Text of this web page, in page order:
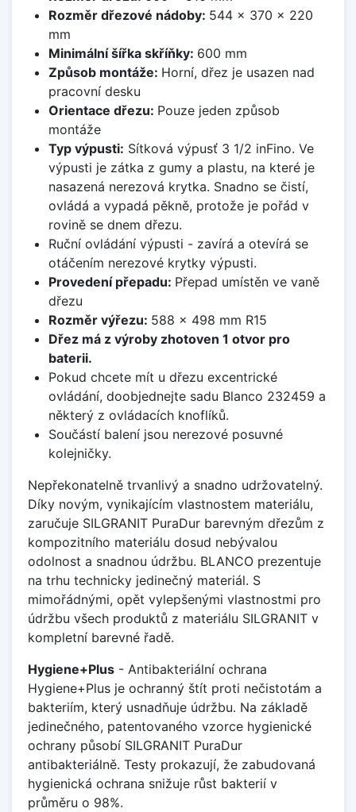
Rozměr dřezové nádoby: 544 x 370 x 220
mm
Minimální šířka skříňky: 600 mm
Způsob montáže: Horní, dřez je usazen nad
pracovní desku
Orientace dřezu: Pouze jeden způsob
montáže
Typ výpusti: Sítková výpusť 3 1/2 inFino. Ve
výpusti je zátka z gumy a plastu, na které je
nasazená nerezová krytka. Snadno se čistí,
ovládá a vypadá pěkně, protože je pořád v
rovině se dnem dřezu.
Ruční ovládání výpusti - zavírá a otevírá se
otáčením nerezové krytky výpusti.
Provedení přepadu: Přepad umístěn ve vaně
dřezu
Rozměr výřezu: 588 x 498 mm R15
Dřez má z výroby zhotoven 1 otvor pro
baterii.
Pokud chcete mít u dřezu excentrické
ovládání, doobjednejte sadu Blanco 232459 a
některý z ovládacích knoflíků.
Součástí balení jsou nerezové posuvné
kolejničky.
Nepřekonatelně trvanlivý a snadno udržovatelný.
Díky novým, vynikajícím vlastnostem materiálu,
zaručuje SILGRANIT PuraDur barevným dřezům z
kompozitního materiálu dosud nebývalou
odolnost a snadnou údržbu. BLANCO prezentuje
na trhu technicky jedinečný materiál. S
mimořádnými, opět vylepšenými vlastnostmi pro
údržbu všech produktů z materiálu SILGRANIT v
kompletní barevné řadě.
Hygiene+Plus - Antibakteriální ochrana
Hygiene+Plus je ochranný štít proti nečistotám a
bakteriím, který usnadňuje údržbu. Na základě
jedinečného, patentovaného vzorce hygienické
ochrany působí SILGRANIT PuraDur
antibakteriálně. Testy prokazují, že zabudovaná
hygienická ochrana snižuje růst bakterií v
průměru o 98%.